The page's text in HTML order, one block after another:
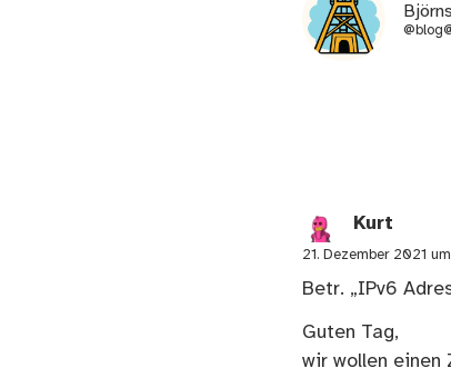
Kurt
21. Dezember 2021
Betr. „IPv6
Guten Tag,
wir wollen einen